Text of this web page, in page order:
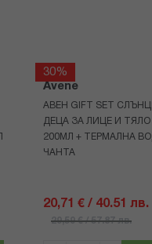
30%
Avene
АВЕН GIFT SET
ДЕЦА ЗА ЛИЦЕ И ТЯЛО
200МЛ + ТЕРМАЛНА
ЧАНТА
20,71 € / 40.51 лв.
29,59 € / 57.87 лв.